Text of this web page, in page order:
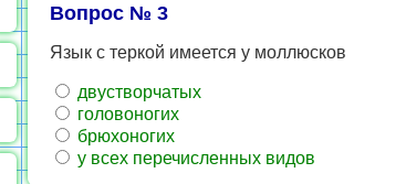
Вопрос № 3
Язык с теркой имеется у моллюсков
двустворчатых
головоногих
брюхоногих
у всех перечисленных видов